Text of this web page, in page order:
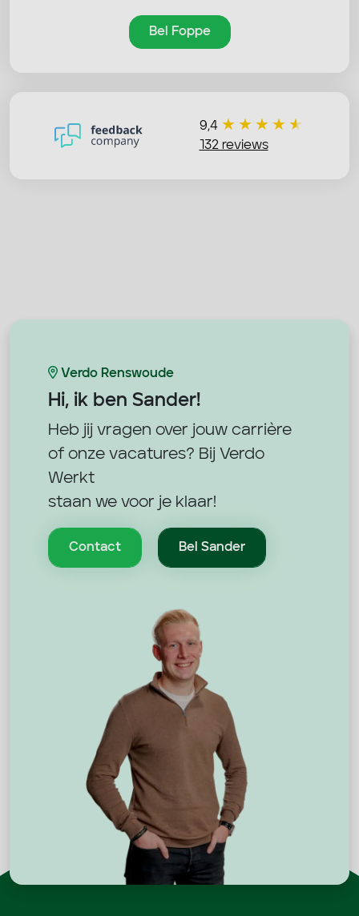
Bel Foppe
9,4
132 reviews
Verdo Renswoude
Hi, ik ben Sander!
Heb jij vragen over jouw carrière
of onze vacatures? Bij Verdo
Werkt
staan we voor je klaar!
Contact Bel Sander